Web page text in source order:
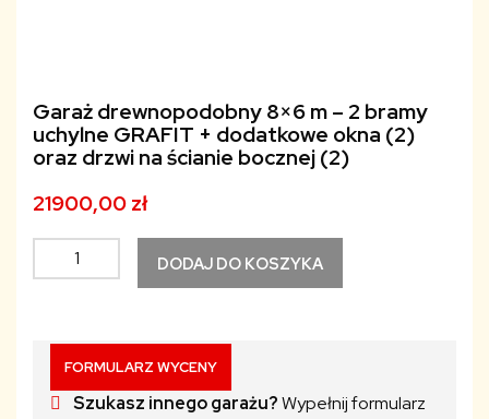
Garaż drewnopodobny 8×6 m – 2 bramy
uchylne GRAFIT + dodatkowe okna (2)
oraz drzwi na ścianie bocznej (2)
21900,00zł
Garaż
DODAJ DO KOSZYKA
FORMULARZ WYCENY
Szukasz innego garażu?Wypełnij formularz